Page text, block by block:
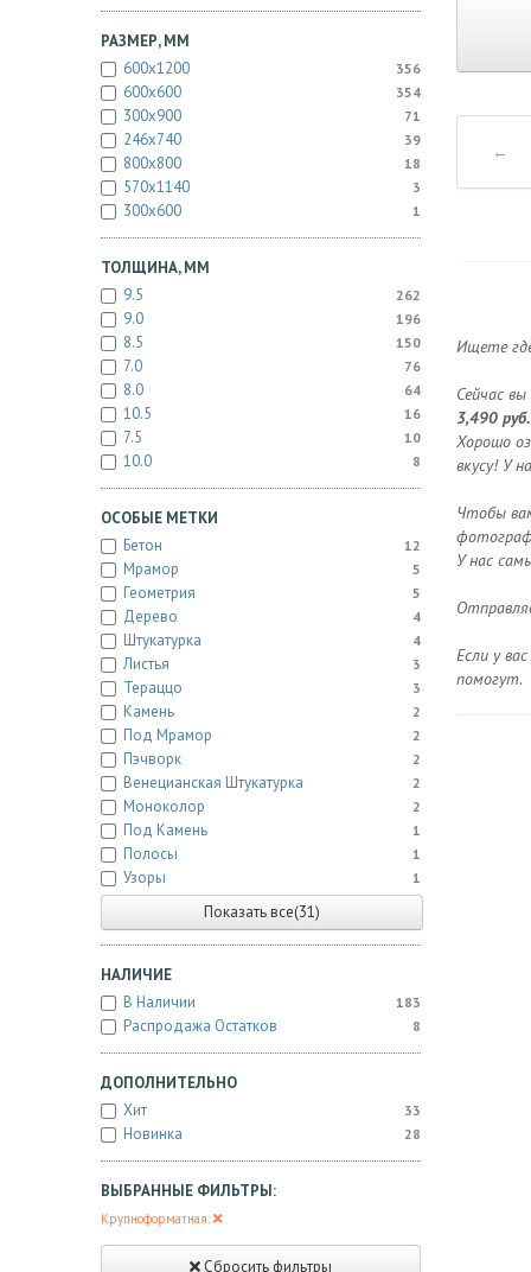
РАЗМЕР, ММ
600x1200
356
600x600 354
300x900 71
246x740 39
800x800 18
570x1140 3
300x600 1
ТОЛЩИНА, ММ
9.5
262
9.0 196
8.5 150
7.0 76
8.0 64
10.5 16
7.5 10
10.0 8
ОСОБЫЕ МЕТКИ
Бетон
12
Мрамор 5
Геометрия 5
Дерево 4
Штукатурка 4
Листья 3
Тераццо 3
Камень 2
Под Мрамор 2
Пэчворк 2
Венецианская Штукатурка 2
Моноколор 2
Под Камень 1
Полосы 1
Узоры 1
Показать все(31)
НАЛИЧИЕ
В Наличии
183
Распродажа Остатков 8
ДОПОЛНИТЕЛЬНО
Хит
33
Новинка 28
ВЫБРАННЫЕ ФИЛЬТРЫ:
Крупноформатная:
Сбросить фильтры
←
Ищете
Сейчас
3,490 руб.
Хорошо
вкусу! У
Чтобы
У нас
Если у
помогут.